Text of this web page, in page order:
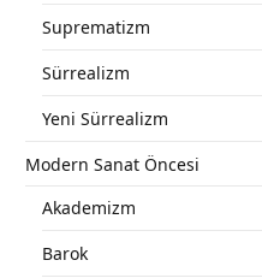
Suprematizm
Sürrealizm
Yeni Sürrealizm
Modern Sanat Öncesi
Akademizm
Barok